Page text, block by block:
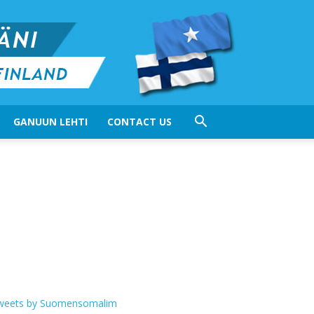
GANUUN LEHTI CONTACT US
by Suomensomalim